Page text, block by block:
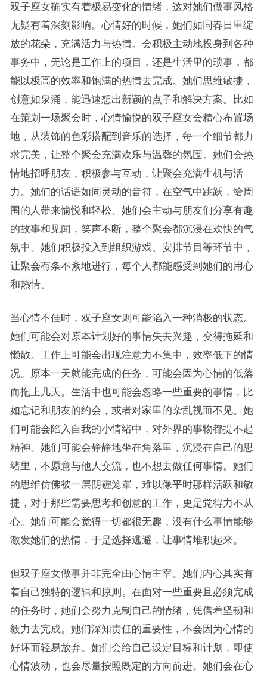
双子座女确实有着极易变化的情绪，这对她们做事风格
无疑有着深刻影响。心情好的时候，她们如同春日里绽
放的花朵，充满活力与热情。会积极主动地投身到各种
事务中，无论是工作上的项目，还是生活里的琐事，都
能以极高的效率和饱满的热情去完成。她们思维敏捷，
创意如泉涌，能迅速想出新颖的点子和解决方案。比如
在策划一场聚会时，心情愉悦的双子座女会精心布置场
地，从装饰的色彩搭配到音乐的选择，每一个细节都力
求完美，让整个聚会充满欢乐与温馨的氛围。她们会热
情地招呼朋友，积极参与互动，让聚会充满生机与活
力。她们的话语如同灵动的音符，在空气中跳跃，给周
围的人带来愉悦和轻松。她们会主动与朋友们分享有趣
的故事和见闻，笑声不断，整个聚会都沉浸在欢快的气
氛中。她们积极投入到组织游戏、安排节目等环节中，
让聚会有条不紊地进行，每个人都能感受到她们的用心
和热情。
当心情不佳时，双子座女则可能陷入一种消极的状态。
她们可能会对原本计划好的事情失去兴趣，变得拖延和
懒散。工作上可能会出现注意力不集中，效率低下的情
况。原本一天就能完成的任务，可能会因为心情的低落
而拖上几天。生活中也可能会忽略一些重要的事情，比
如忘记和朋友的约会，或者对家里的杂乱视而不见。她
们可能会陷入自我的小情绪中，对外界的事物都提不起
精神。她们可能会静静地坐在角落里，沉浸在自己的思
绪里，不愿意与他人交流，也不想去做任何事情。她们
的思维仿佛被一层阴霾笼罩，难以像平时那样活跃和敏
捷，对于那些需要思考和创意的工作，更是觉得力不从
心。她们可能会觉得一切都很无趣，没有什么事情能够
激发她们的热情，于是选择逃避，让事情堆积起来。
但双子座女做事并非完全由心情主宰。她们内心其实有
着自己独特的逻辑和原则。在面对一些重要且必须完成
的任务时，她们会努力克制自己的情绪，凭借着坚韧和
毅力去完成。她们深知责任的重要性，不会因为心情的
好坏而轻易放弃。她们会给自己设定目标和计划，即使
心情波动，也会尽量按照既定的方向前进。她们会在心